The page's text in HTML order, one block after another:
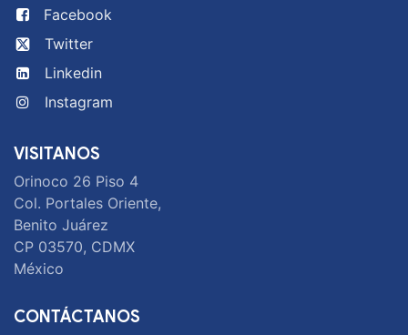
Facebook
Twitter
Linkedin
Instagram
VISITANOS
Orinoco 26 Piso 4
Col. Portales Oriente,
Benito Juárez
CP 03570, CDMX
México
CONTÁCTANOS